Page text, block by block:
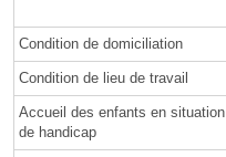
Condition de domiciliation
Condition de lieu de travail
Accueil des enfants en situation
de handicap